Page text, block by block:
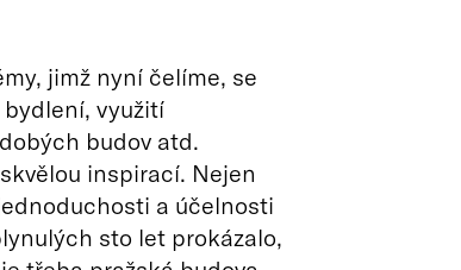
jimž nyní čelíme, se
využití
budov atd.
inspirací. Nejen
a účelnosti
sto let prokázalo,